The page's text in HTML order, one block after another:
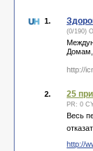
1.
(0/190)
Домам,
http://
2. 25
PR: 0
Весь
http://